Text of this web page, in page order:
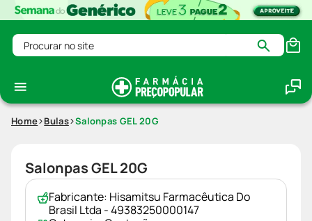
Procurar no site
Home Bulas Salonpas GEL 20G
Salonpas GEL 20G
Fabricante: Hisamitsu Farmacêutica Do
Brasil Ltda - 49383250000147